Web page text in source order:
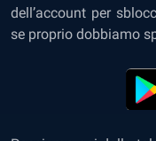
dell’account per
se proprio dobbiamo